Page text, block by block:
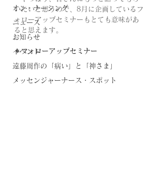
オン・ナーシング
ニュース
お知らせ
イベント
遠藤周作の「病い」と「神さま」
メッセンジャーナース・スポット
いたいと思うので、8月に企画しているフ
ォローアップセミナーもとても意味があ
ると思えます。
＊フォローアップセミナー